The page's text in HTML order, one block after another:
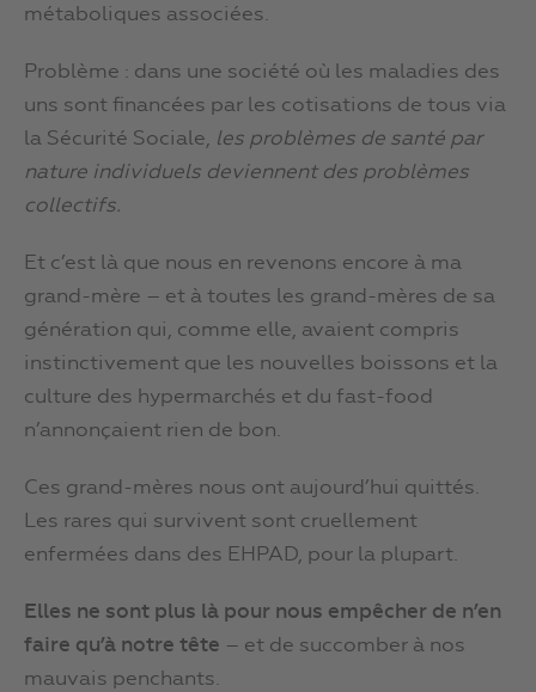
métaboliques associées.
Problème : dans une société où les maladies des
uns sont financées par les cotisations de tous via
la Sécurité Sociale, les problèmes de santé par
nature individuels deviennent des problèmes
collectifs.
Et c’est là que nous en revenons encore à ma
grand-mère – et à toutes les grand-mères de sa
génération qui, comme elle, avaient compris
instinctivement que les nouvelles boissons et la
culture des hypermarchés et du fast-food
n’annonçaient rien de bon.
Ces grand-mères nous ont aujourd’hui quittés.
Les rares qui survivent sont cruellement
enfermées dans des EHPAD, pour la plupart.
Elles ne sont plus là pour nous empêcher de n’en
faire qu’à notre tête – et de succomber à nos
mauvais penchants.